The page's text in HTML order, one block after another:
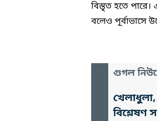
বিস্তৃত হতে পারে।
বলেও পূর্বাভাসে
গুগল
বিশ্লেষণ